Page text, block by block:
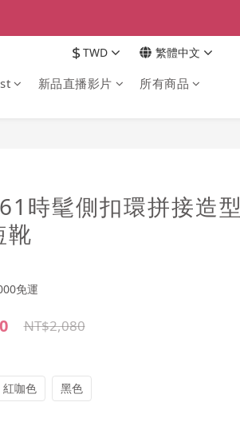
$TWD 繁體中文
新品直播影片 所有商品
時髦側扣環拼接造型
靴
免運
NT$2,080
紅咖色 黑色